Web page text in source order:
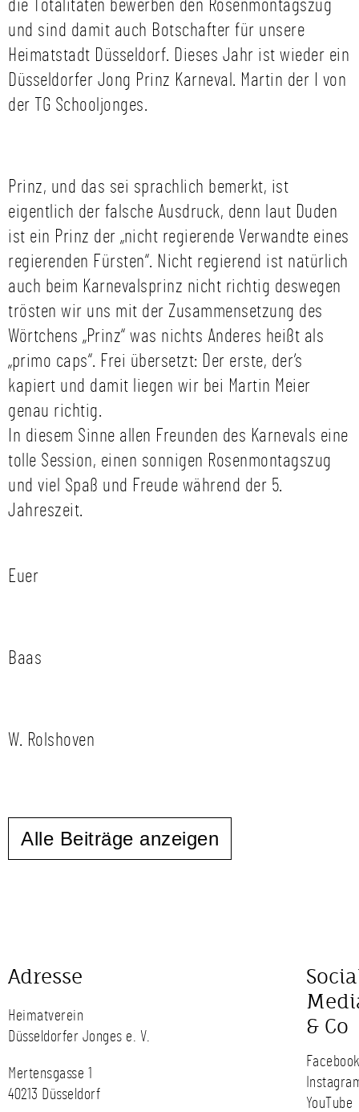
die Totalitäten bewerben den Rosenmontagszug
und sind damit auch Botschafter für unsere
Heimatstadt Düsseldorf. Dieses Jahr ist wieder ein
Düsseldorfer Jong Prinz Karneval. Martin der I von
der TG Schooljonges.
Prinz, und das sei sprachlich bemerkt, ist
eigentlich der falsche Ausdruck, denn laut Duden
ist ein Prinz der „nicht regierende Verwandte eines
regierenden Fürsten“. Nicht regierend ist natürlich
auch beim Karnevalsprinz nicht richtig deswegen
trösten wir uns mit der Zusammensetzung des
Wörtchens „Prinz“ was nichts Anderes heißt als
„primo caps“. Frei übersetzt: Der erste, der’s
kapiert und damit liegen wir bei Martin Meier
genau richtig.
In diesem Sinne allen Freunden des Karnevals eine
tolle Session, einen sonnigen Rosenmontagszug
und viel Spaß und Freude während der 5.
Jahreszeit.
Euer
Baas
W. Rolshoven
Alle Beiträge anzeigen
Adresse
Heimatverein
Düsseldorfer Jonges e. V.
Mertensgasse 1
40213 Düsseldorf
& Co
YouTube